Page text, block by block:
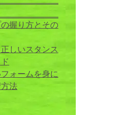
握り方とその
しいスタンス
ォームを身に
法